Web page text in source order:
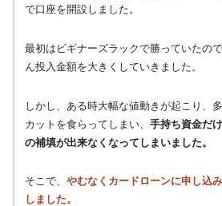
で口座を開設しました。
最初はビギナーズラックで勝っていたの
ん投入金額を大きくしていきました。
しかし、ある時大幅な値動きが起こり、
カットを食らってしまい、 手持ち資金だ
の補填が出来なくなってしまいました。
そこで、 やむなくカードローンに申し込
しました。